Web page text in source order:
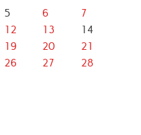
5 6
7
12 13
14
19 20
21
26 27
28